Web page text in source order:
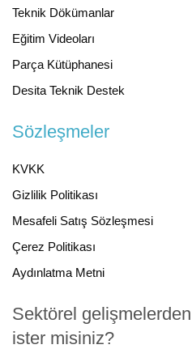
Teknik Dökümanlar
Eğitim Videoları
Parça Kütüphanesi
Desita Teknik Destek
Sözleşmeler
KVKK
Gizlilik Politikası
Mesafeli Satış Sözleşmesi
Çerez Politikası
Aydınlatma Metni
Sektörel
ister misiniz?